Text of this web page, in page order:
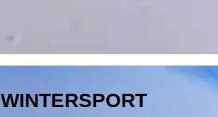
WINTERSPORT